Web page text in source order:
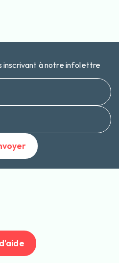
inscrivant à notre infolettre